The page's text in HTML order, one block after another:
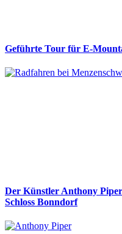
Geführte Tour für E-
Der Künstler Anthony
Schloss Bonndorf